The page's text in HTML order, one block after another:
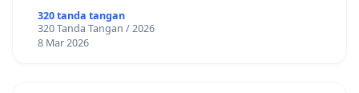
KEJELASAN SUMBER GAJI POKOK
320 tanda tangan
320 Tanda Tangan / 2026
8 Mar 2026